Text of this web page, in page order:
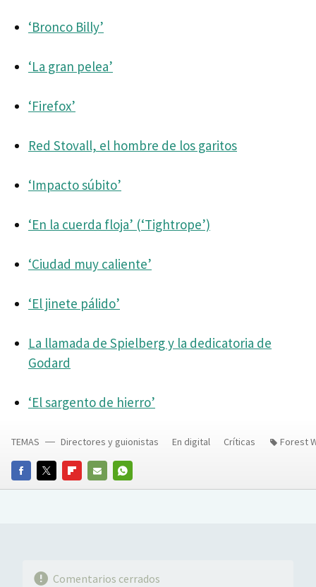
‘Bronco Billy’
‘La gran pelea’
‘Firefox’
Red Stovall, el hombre de los garitos
‘Impacto súbito’
‘En la cuerda floja’ (‘Tightrope’)
‘Ciudad muy caliente’
‘El jinete pálido’
La llamada de Spielberg y la dedicatoria de
Godard
‘El sargento de hierro’
FACEBOOKTWITTERFLIPBOARD
E-
WHATSAPP
TEMAS Directores y guionistas En digital Críticas Forest
Comentarios cerrados